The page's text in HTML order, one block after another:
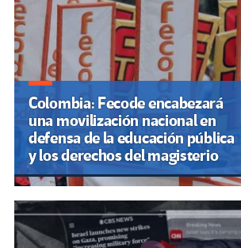
Colombia: Fecode encabezará
una movilización nacional en
defensa de la educación pública
y los derechos del magisterio